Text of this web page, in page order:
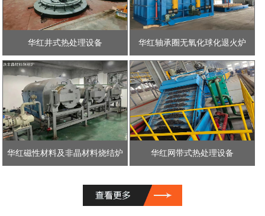
华红井式热处理设备 华红轴承圈无氧化球化退火炉
华红磁性材料及非晶材料烧结炉 华红网带式热处理设备